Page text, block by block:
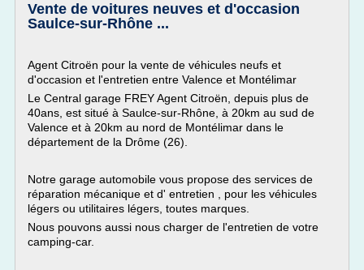
Vente de voitures neuves et d'occasion
Saulce-sur-Rhône ...
Agent Citroën pour la vente de véhicules neufs et
d'occasion et l'entretien entre Valence et Montélimar
Le Central garage FREY Agent Citroën, depuis plus de
40ans, est situé à Saulce-sur-Rhône, à 20km au sud de
Valence et à 20km au nord de Montélimar dans le
département de la Drôme (26).
Notre garage automobile vous propose des services de
réparation mécanique et d' entretien , pour les véhicules
légers ou utilitaires légers, toutes marques.
Nous pouvons aussi nous charger de l'entretien de votre
camping-car.